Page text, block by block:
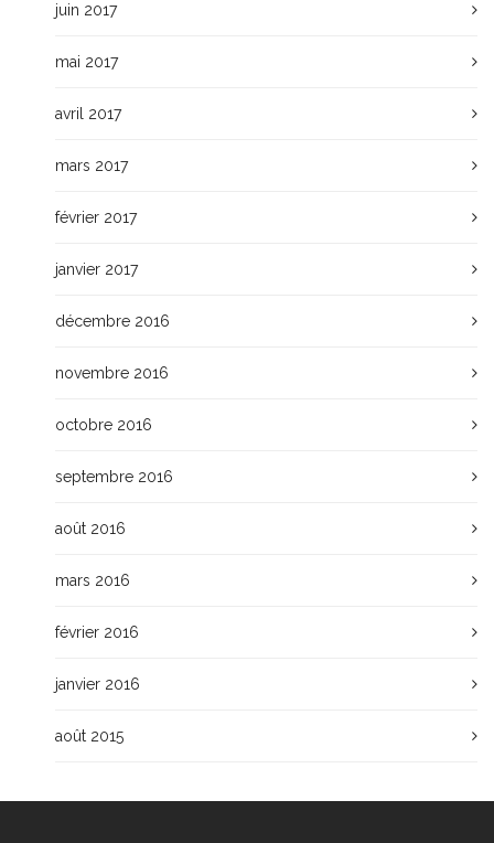
juin 2017
mai 2017
avril 2017
mars 2017
février 2017
janvier 2017
décembre 2016
novembre 2016
octobre 2016
septembre 2016
août 2016
mars 2016
février 2016
janvier 2016
août 2015